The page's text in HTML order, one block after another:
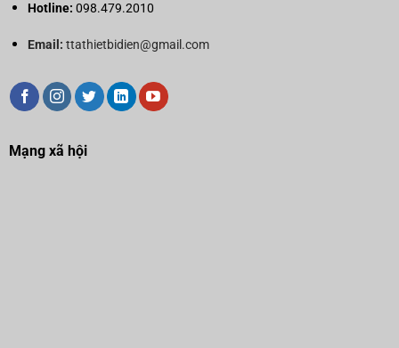
Hotline: 098.479.2010
Email: ttathietbidien@gmail.com
Mạng xã hội